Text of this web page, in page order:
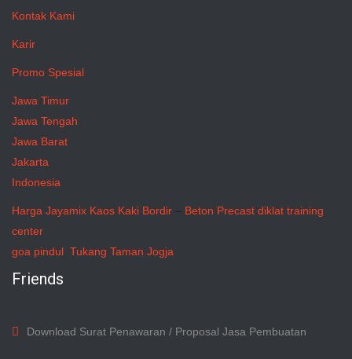
Kontak Kami
Karir
Promo Spesial
Jawa Timur
Jawa Tengah
Jawa Barat
Jakarta
Indonesia
Harga Jayamix Kaos Kaki Bordir – Beton Precast diklat training
center
goa pindul Tukang Taman Jogja
Friends
Download Surat Penawaran / Proposal Jasa Pembuatan